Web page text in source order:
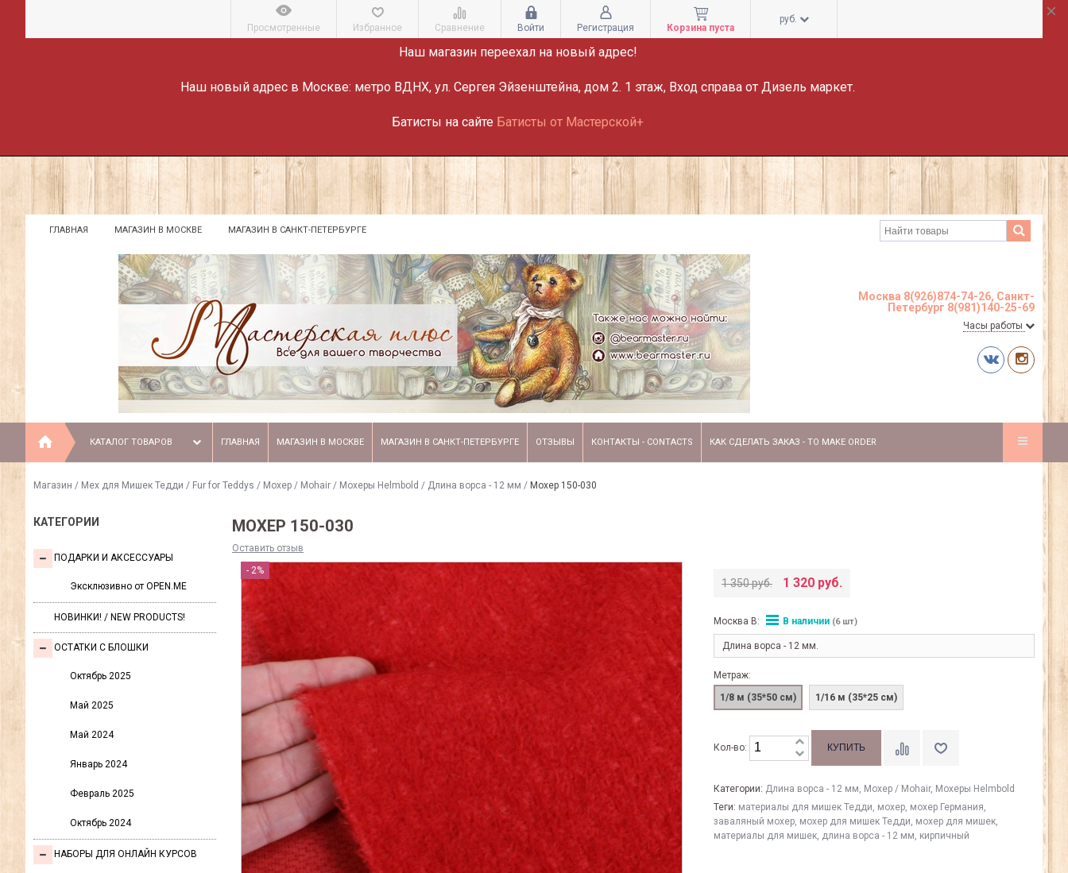
ВНИМАНИЕ!
Наш магазин переехал на новый адрес!
Наш новый адрес в Москве: метро ВДНХ, ул. Сергея Эйзенштейна, дом 2. 1 этаж, Вход справа от Дизель маркет.
Батисты на сайте Батисты от Мастерской+
Просмотренные Избранное Сравнение Войти Регистрация Корзина пуста
руб.
ГЛАВНАЯ МАГАЗИН В МОСКВЕ МАГАЗИН В САНКТ-ПЕТЕРБУРГЕ
Москва 8(926)874-74-26, Санкт-
Петербург 8(981)140-25-69
Часы работы
КАТАЛОГ ТОВАРОВ ГЛАВНАЯ МАГАЗИН В МОСКВЕ МАГАЗИН В САНКТ-ПЕТЕРБУРГЕ ОТЗЫВЫ КОНТАКТЫ - CONTACTS КАК СДЕЛАТЬ ЗАКАЗ - TO MAKE ORDER
Магазин / Мех для Мишек Тедди / Fur for Teddys / Моxер / Mohair / Мохеры Helmbold / Длина ворса - 12 мм / Мохер 150-030
КАТЕГОРИИ
ПОДАРКИ И АКСЕССУАРЫ
Эксклюзивно от OPEN.ME
НОВИНКИ! / NEW PRODUCTS!
ОСТАТКИ С БЛОШКИ
Октябрь 2025
Май 2025
Май 2024
Январь 2024
Февраль 2025
Октябрь 2024
НАБОРЫ ДЛЯ ОНЛАЙН КУРСОВ
МОХЕР 150-030
Оставить отзыв
- 2%
1 350 руб. 1 320 руб.
Москва В: В наличии (6 шт)
Длина ворса - 12 мм.
Метраж:
1/8 м (35*50 см)
1/16 м (35*25 см)
Кол-во:
Категории: Длина ворса - 12 мм, Моxер / Mohair, Мохеры Helmbold
Теги: материалы для мишек Тедди, мохер, мохер Германия,
заваляный мохер, мохер для мишек Тедди, мохер для мишек,
материалы для мишек, длина ворса - 12 мм, кирпичный